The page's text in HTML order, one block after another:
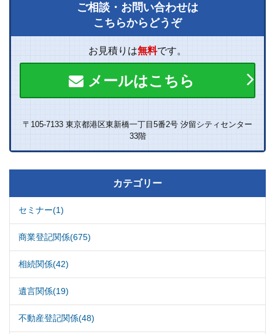
ご相談・お問い合わせは
こちらからどうぞ
お見積りは無料です。
メールはこちら
〒105-7133 東京都港区東新橋一丁目5番2号 汐留シティセンター
33階
カテゴリー
セミナー(1)
商業登記関係(675)
相続関係(42)
遺言関係(19)
不動産登記関係(48)